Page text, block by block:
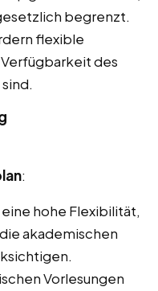
begrenzt.
flexible
des
:
hohe Flexibilität,
akademischen
Vorlesungen